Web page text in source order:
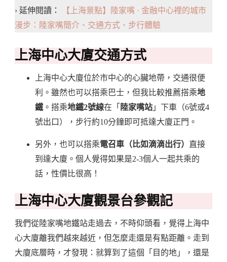
› 延伸閱讀：
【上海景點】陸家嘴 · 金融中心裡的城市
漫步：陸家嘴簡介、交通方式、步行體驗
上海中心大廈交通方式
上海中心大廈位於市中心的心臟地帶，交通很便
利。雖然也可以搭乘巴士，但我比較推薦搭乘地
鐵 。搭乘地鐵2號線在「 陸家嘴站 」下車（6號或4
號出口），步行約10分鐘即可抵達大廈正門。
另外，也可以搭乘電召車（比如滴滴出行） 直接
到達大廈。個人覺得如果是2-3個人一起共乘的
話，性價比很高！
上海中心大廈觀景台參觀記
我們從陸家嘴地鐵站走過去，不時仰頭看，覺得上海中
心大廈離我們越來越近，但怎麼走還是有點距離。走到
大廈底層時，才發現：就算到了這個「目的地」，還是